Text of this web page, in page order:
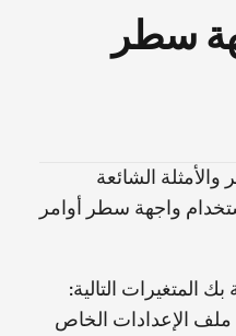
سطر
الشائعة
واجهة سطر أوامر
المتغيرات التالية:
ملف الإعدادات الخاص